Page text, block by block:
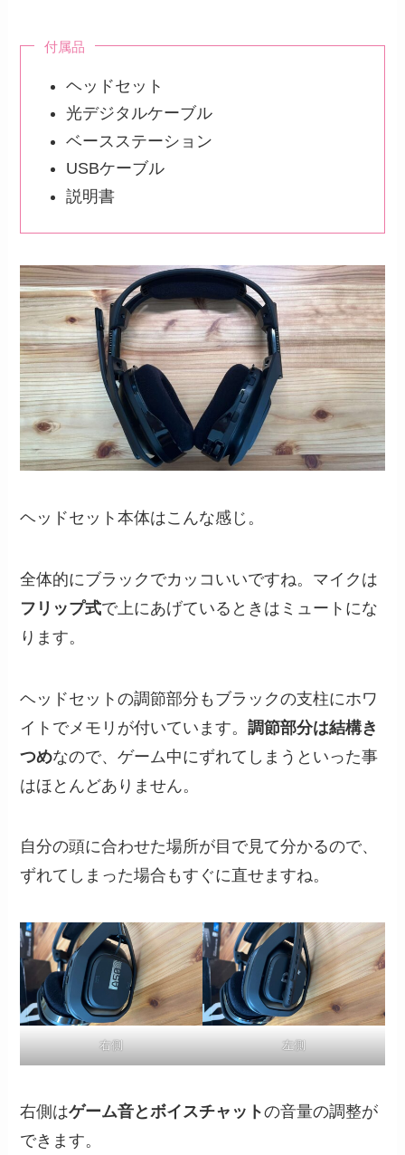
付属品
ヘッドセット
光デジタルケーブル
ベースステーション
USBケーブル
説明書
ヘッドセット本体はこんな感じ。
全体的にブラックでカッコいいですね。マイクは
フリップ式で上にあげているときはミュートにな
ります。
ヘッドセットの調節部分もブラックの支柱にホワ
イトでメモリが付いています。調節部分は結構き
つめなので、ゲーム中にずれてしまうといった事
はほとんどありません。
自分の頭に合わせた場所が目で見て分かるので、
ずれてしまった場合もすぐに直せますね。
右側 左側
右側はゲーム音とボイスチャットの音量の調整が
できます。